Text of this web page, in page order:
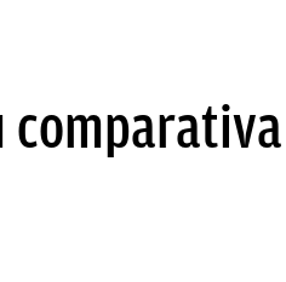
comparativa